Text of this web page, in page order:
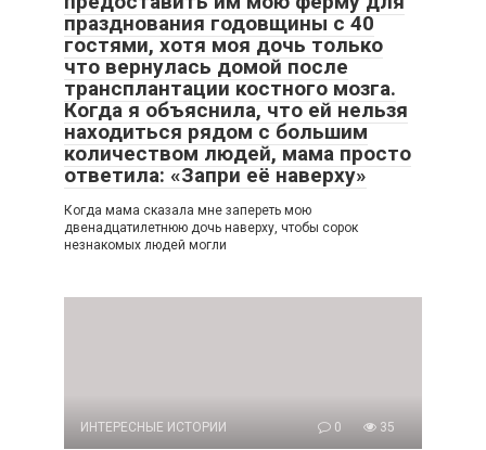
празднования годовщины с 40
гостями, хотя моя дочь только
что вернулась домой после
трансплантации костного мозга.
Когда я объяснила, что ей нельзя
находиться рядом с большим
количеством людей, мама просто
ответила: «Запри её наверху»
Когда мама сказала мне запереть мою
двенадцатилетнюю дочь наверху, чтобы сорок
незнакомых людей могли
ИНТЕРЕСНЫЕ ИСТОРИИ 0 35